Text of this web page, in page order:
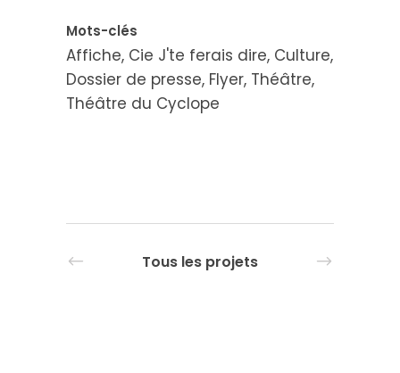
Mots-clés
Affiche, Cie J'te ferais dire, Culture,
Dossier de presse, Flyer, Théâtre,
Théâtre du Cyclope
Tous les projets